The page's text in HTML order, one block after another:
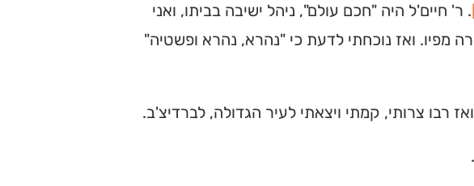
. ר' חיים'ל היה "חכם עולם", ניהל ישיבה בביתו, ואני
מפיו. ואז נוכחתי לדעת כי "נהרא, נהרא ופשטיה"
ואז רבו צרותי, קמתי ויצאתי לעיר הגדולה, לברדיצ'ב.